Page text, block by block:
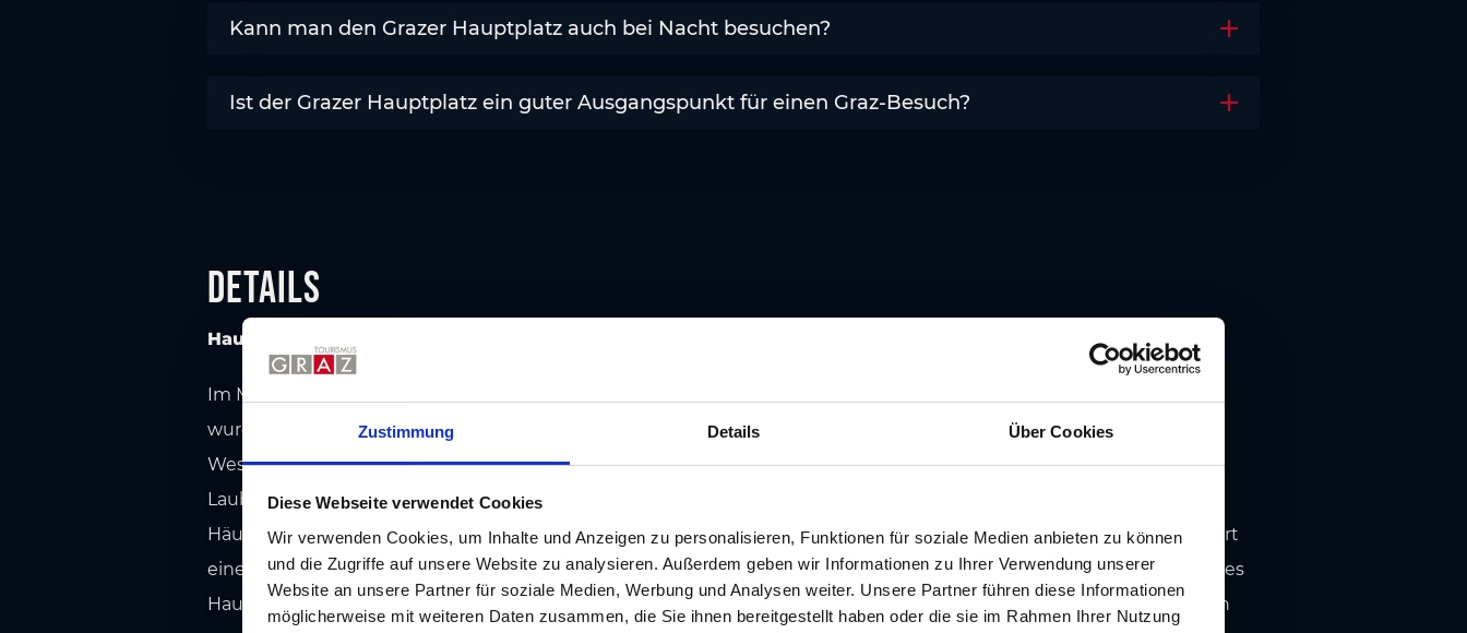
Zustimmung Details Über Cookies
Diese Webseite verwendet Cookies
Wir verwenden Cookies, um Inhalte und Anzeigen zu personalisieren, Funktionen für soziale Medien anbieten zu können
und die Zugriffe auf unsere Website zu analysieren. Außerdem geben wir Informationen zu Ihrer Verwendung unserer
Website an unsere Partner für soziale Medien, Werbung und Analysen weiter. Unsere Partner führen diese Informationen
möglicherweise mit weiteren Daten zusammen, die Sie ihnen bereitgestellt haben oder die sie im Rahmen Ihrer Nutzung
Kann man den Grazer Hauptplatz auch bei Nacht besuchen? Akkordeon öffnen
Ist der Grazer Hauptplatz ein guter Ausgangspunkt für einen Graz-Besuch? Akkordeon öffnen
Details
Hauptplatz
Im Mittelalter war Graz ein wichtiges Handelszentrum, in dem auch Jahrmärkte und Wochenmärkte abgehalten
wurden. Auf dem Marktplatz lebten ausschließlich Bürger, hauptsächlich Händler. Die gestaffelte Häuserfront im
Westen des Platzes, durchbrochen von engen Gässchen erinnert baulich noch an das Mittelalter. Unter hölzernen
Lauben boten die Händler ihre Waren zum Verkauf. Laubengänge finden sich noch heute an den beiden Luegg-
Häusern, von denen das Eckhaus zur Sporgasse dank seiner prächtigen Stuckfassade aus dem späten 17. Jahrhundert
einen eindrucksvollen Blickfang bildet. Diesbezüglich macht es beinahe dem Rathaus Konkurrenz, das den Süden des
Hauptplatzes beherrscht. Es wurde Ende des 19. Jahrhunderts errichtet - ausladend, imposant - um der damals rasch